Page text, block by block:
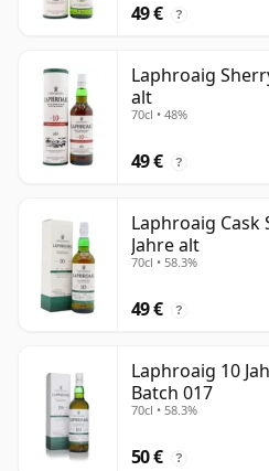
49 € ?
Laphroaig
alt
70cl • 48%
49 € ?
Laphroaig Cask
Jahre alt
70cl • 58.3%
49 € ?
Laphroaig 10
Batch 017
70cl • 58.3%
50 € ?